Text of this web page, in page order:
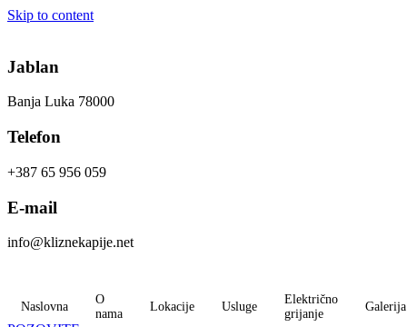
Skip to content
Jablan
Banja Luka 78000
Telefon
+387 65 956 059
E-mail
info@kliznekapije.net
Naslovna
O
nama
Lokacije Usluge
Električno
grijanje
Galerija